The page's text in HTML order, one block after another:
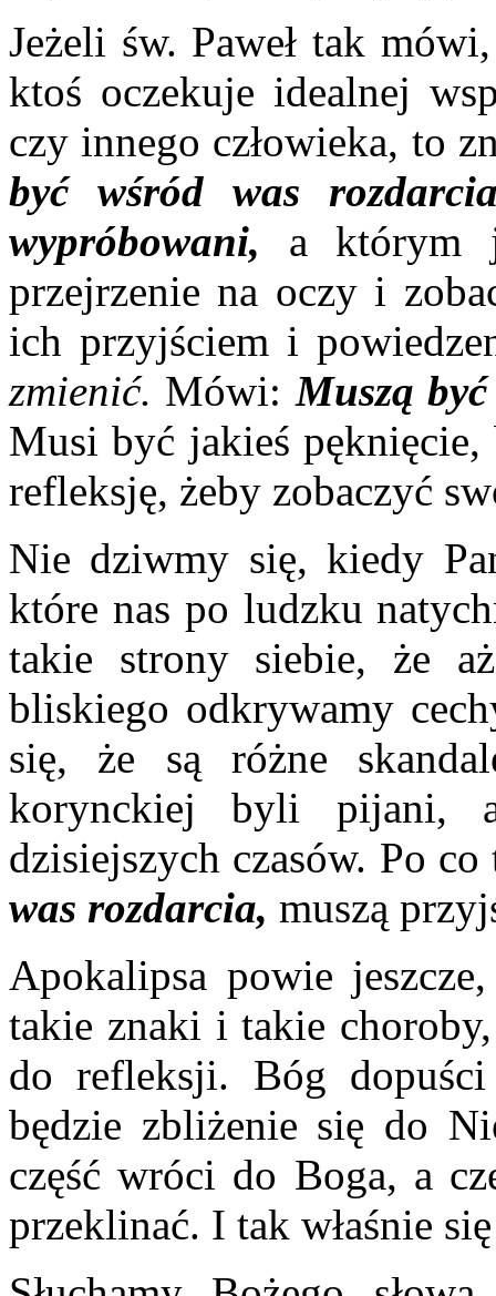
Jeżeli św. Paweł tak
ktoś oczekuje idealnej
czy innego człowieka, to
być wśród was
wypróbowani, a którym
przejrzenie na oczy i
ich przyjściem i
zmienić. Mówi:Muszą
Musi być jakieś
refleksję, żeby zobaczyć
Nie dziwmy się, kiedy
które nas po ludzku
takie strony siebie, że
bliskiego odkrywamy
się, że są różne
korynckiej byli pijani,
dzisiejszych czasów. Po
was rozdarcia, muszą
Apokalipsa powie
takie znaki i takie
do refleksji. Bóg
będzie zbliżenie się do
część wróci do Boga, a
przeklinać. I tak właśnie